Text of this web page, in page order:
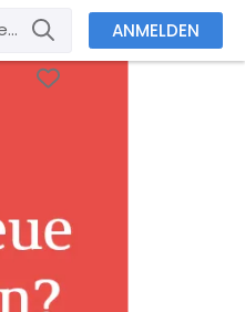
ANMELDEN